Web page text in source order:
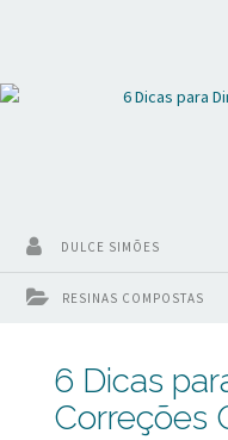
RESINAS COMPOSTAS
DULCE SIMÕES
6 Dicas
Correções